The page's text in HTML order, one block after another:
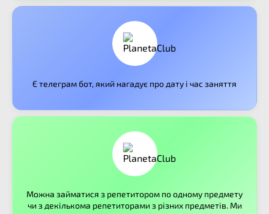
Є телеграм бот, який нагадує про дату і час заняття
Можна займатися з репетитором по одному предмету
чи з декількома репетиторами з різних предметів. Ми